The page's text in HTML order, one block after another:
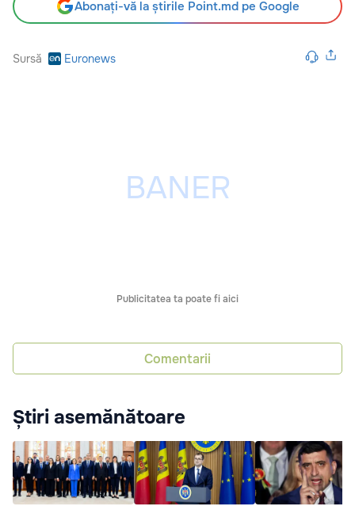
Abonați-vă la știrile Point.md pe Google
Sursă Euronews
Publicitatea ta poate fi aici
Comentarii
Știri asemănătoare